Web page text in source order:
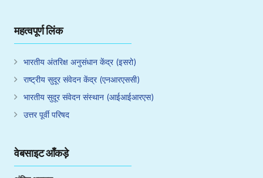
महत्वपूर्ण लिंक
भारतीय अंतरिक्ष अनुसंधान केंद्र (इसरो)
राष्ट्रीय सुदूर संवेदन केंद्र (एनआरएससी)
भारतीय सुदूर संवेदन संस्थान (आईआईआरएस)
उत्तर पूर्वी परिषद
वेबसाइट आँकड़े